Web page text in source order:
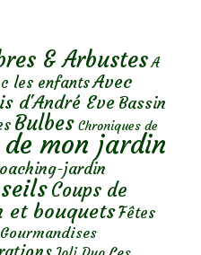
& Arbustes A
les enfantsAvec
d'André Eve Bassin
Bulbes Chroniques de
de mon jardin
jardin
Coups de
et bouquetsFêtes
Gourmandises